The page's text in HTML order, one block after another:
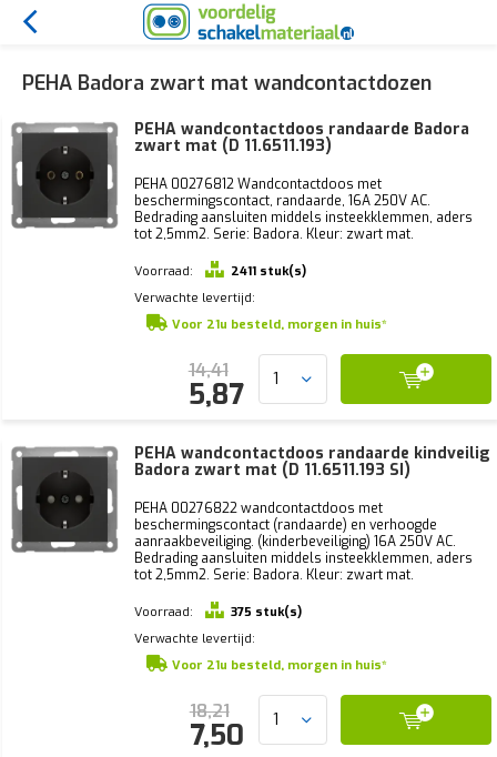
PEHA Badora zwart mat wandcontactdozen
PEHA wandcontactdoos randaarde Badora
zwart mat (D 11.6511.193)
PEHA 00276812 Wandcontactdoos met
beschermingscontact, randaarde, 16A 250V AC.
Bedrading aansluiten middels insteekklemmen, aders
tot 2,5mm2. Serie: Badora. Kleur: zwart mat.
Voorraad:
2411 stuk(s)
Verwachte levertijd:
Voor 21u besteld, morgen in huis*
14,41
5,87
PEHA wandcontactdoos randaarde kindveilig
Badora zwart mat (D 11.6511.193 SI)
PEHA 00276822 wandcontactdoos met
beschermingscontact (randaarde) en verhoogde
aanraakbeveiliging. (kinderbeveiliging) 16A 250V AC.
Bedrading aansluiten middels insteekklemmen, aders
tot 2,5mm2. Serie: Badora. Kleur: zwart mat.
Voorraad:
375 stuk(s)
Verwachte levertijd:
Voor 21u besteld, morgen in huis*
18,21
7,50